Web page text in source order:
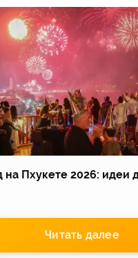
на Пхукете 2026: идеи
Читать далее